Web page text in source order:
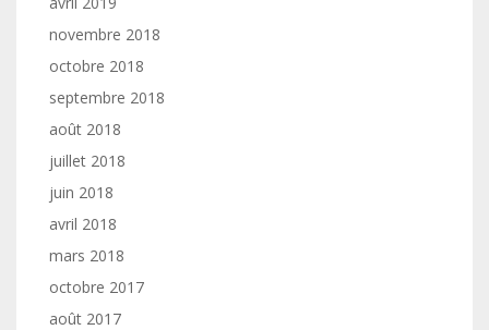
novembre 2018
octobre 2018
septembre 2018
août 2018
juillet 2018
juin 2018
avril 2018
mars 2018
octobre 2017
août 2017